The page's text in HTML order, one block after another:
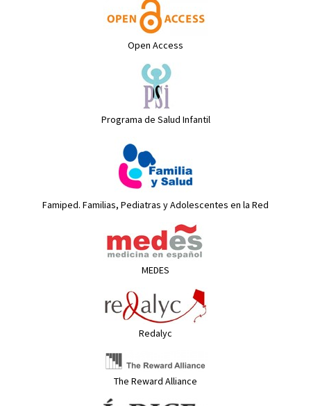
Open Access
Programa de Salud Infantil
Famiped. Familias, Pediatras y Adolescentes en la Red
MEDES
Redalyc
The Reward Alliance